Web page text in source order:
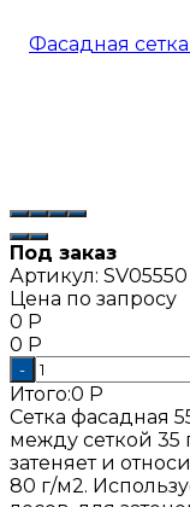
Под заказ
Артикул: SV05550
Цена по запросу
0 Р
0 Р
-
Итого:0 Р
Сетка фасадная
между сеткой
затеняет и
80 г/м2.